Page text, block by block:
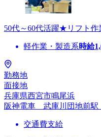
50代～60代活躍★リフト作
軽作業・製造系時給
勤務地
面接地
兵庫県西宮市鳴尾浜
阪神電車 武庫川団地前
交通費支給